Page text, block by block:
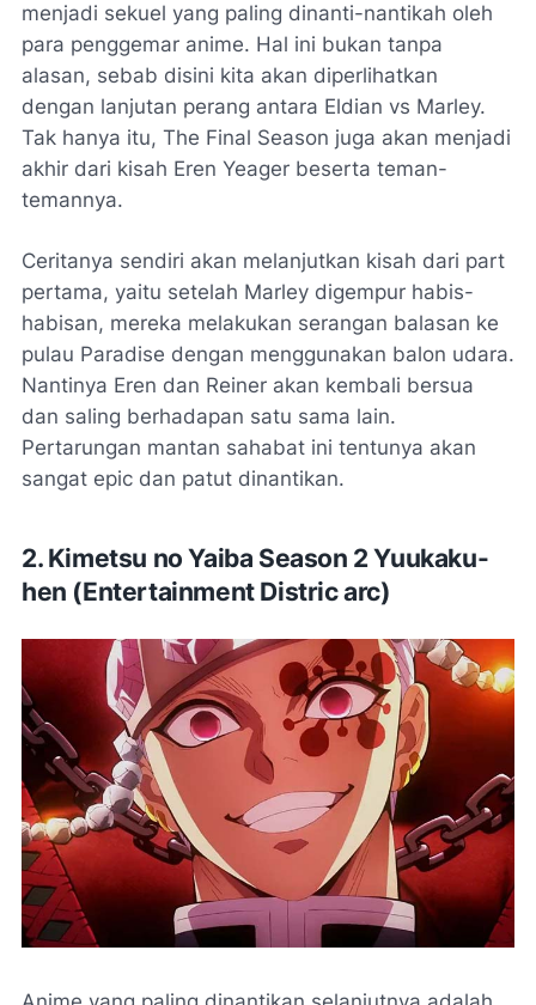
menjadi sekuel yang paling dinanti-nantikah oleh
para penggemar anime. Hal ini bukan tanpa
alasan, sebab disini kita akan diperlihatkan
dengan lanjutan perang antara Eldian vs Marley.
Tak hanya itu, The Final Season juga akan menjadi
akhir dari kisah Eren Yeager beserta teman-
temannya.
Ceritanya sendiri akan melanjutkan kisah dari part
pertama, yaitu setelah Marley digempur habis-
habisan, mereka melakukan serangan balasan ke
pulau Paradise dengan menggunakan balon udara.
Nantinya Eren dan Reiner akan kembali bersua
dan saling berhadapan satu sama lain.
Pertarungan mantan sahabat ini tentunya akan
sangat epic dan patut dinantikan.
2. Kimetsu no Yaiba Season 2 Yuukaku-
hen (Entertainment Distric arc)